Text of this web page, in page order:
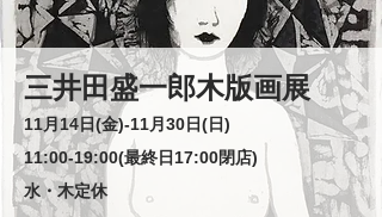
三井田盛一郎木版画展
11月14日(金)‐11月30日(日)
11:00-19:00(最終日17:00閉店)
水・木定休